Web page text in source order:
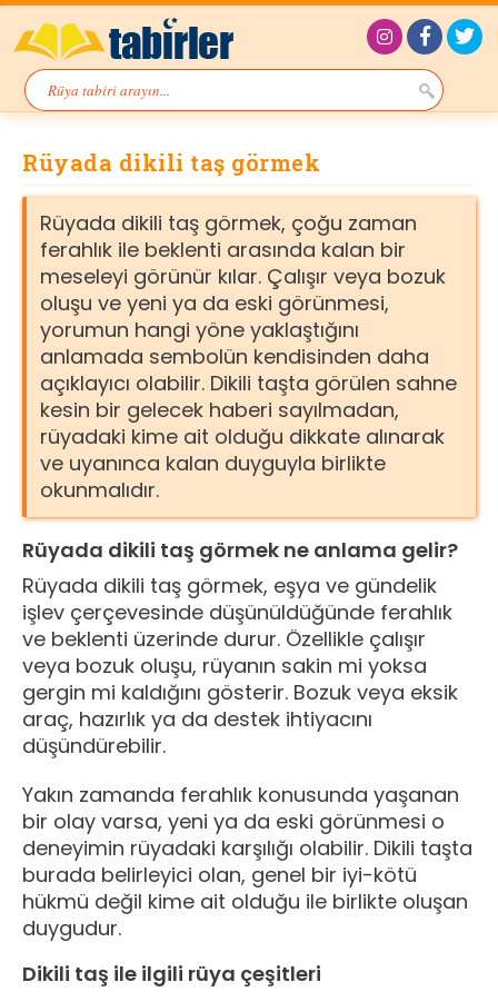
Rüyada dikili taş görmek
Rüyada dikili taş görmek, çoğu zaman
ferahlık ile beklenti arasında kalan bir
meseleyi görünür kılar. Çalışır veya bozuk
oluşu ve yeni ya da eski görünmesi,
yorumun hangi yöne yaklaştığını
anlamada sembolün kendisinden daha
açıklayıcı olabilir. Dikili taşta görülen sahne
kesin bir gelecek haberi sayılmadan,
rüyadaki kime ait olduğu dikkate alınarak
ve uyanınca kalan duyguyla birlikte
okunmalıdır.
Rüyada dikili taş görmek ne anlama gelir?
Rüyada dikili taş görmek, eşya ve gündelik
işlev çerçevesinde düşünüldüğünde ferahlık
ve beklenti üzerinde durur. Özellikle çalışır
veya bozuk oluşu, rüyanın sakin mi yoksa
gergin mi kaldığını gösterir. Bozuk veya eksik
araç, hazırlık ya da destek ihtiyacını
düşündürebilir.
Yakın zamanda ferahlık konusunda yaşanan
bir olay varsa, yeni ya da eski görünmesi o
deneyimin rüyadaki karşılığı olabilir. Dikili taşta
burada belirleyici olan, genel bir iyi-kötü
hükmü değil kime ait olduğu ile birlikte oluşan
duygudur.
Dikili taş ile ilgili rüya çeşitleri